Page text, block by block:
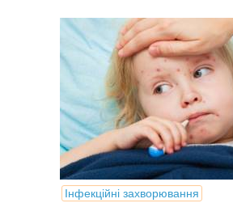
Інфекційні захворювання